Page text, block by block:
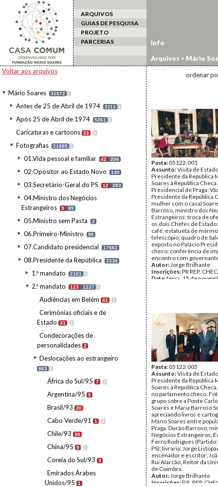
ARQUIVOS
GUIAS DE PESQUISA
PROJETO
PARCERIAS
Voltar aos arquivos
Mário Soares 31672 I
Antes de 25 de Abril de 1974 3113 I
Após 25 de Abril de 1974 5261 I
Caricaturas e cartoons 33 I
Fotografias 21885 I
01.Vida pessoal e familiar 42 206
02.Opositor ao Estado Novo 140
03.Secretário-Geral do PS 12 283
04.Ministro dos Negócios
Estrangeiros
9 89
05.Ministro sem Pasta 2
06.Primeiro-Ministro 90
07.Candidato presidencial 17661
08.Presidente da República 3338
1.º mandato 2101 I
2.º mandato 123 1237 I
Audiências em Belém 41 I
Cerimónias oficiais e de
Estado
31 I
Condecorações de
personalidades 2
Deslocações ao estrangeiro
863 I
África do Sul/95 7 I
Argentina/95 5
Brasil/93 20
Cabo Verde/91 1 I
Chile/93 30
China/95 9 I
Coreia do Sul/93 3
Emirados Árabes
Unidos/95
1
Info
Arquivos > Mário
estrangeiro>
ordenar
Pasta:05122.001
Assunto:Visita de
Presidente da República
Soares à República
Presidencial de Praga:
Presidente da República
mulher com o casal
Barroso, ministro dos
Estrangeiros; troca de
os dois Chefes de
café, estatueta de
telescópio; quadro de
exposto no Palácio
checo; conferência de
encontro com
Autor:Jorge Brilhante
Inscrições:PR REP.
Data:terça, 15 de
Pasta:05122.005
Assunto:Visita de
Presidente da República
Soares à República
no parlamento checo.
grupo sobre a Ponte
Soares e Maria Barroso
apreciando livros e
Mário Soares entre
Praga. Durão Barroso,
Negócios Estrangeiros;
Ferro Rodrigues (Partido
PS); livraria; Jorge
encenador e escritor;
Rui Alarcão, Reitor da
de Coimbra.
Autor:Jorge Brilhante
Inscrições:P.R. REP.